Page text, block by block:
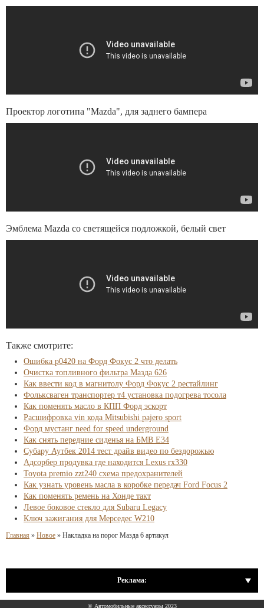
Проектор логотипа "Mazda", для заднего бампера
Эмблема Mazda со светящейся подложкой, белый свет
Также смотрите:
Ошибка р0420 на Форд Фокус 2 что делать
Очистка топливного фильтра Мазда 626
Как ввести код в магнитолу Форд Фокус 2 рестайлинг
Фольксваген транспортер т4 установка подогрева тосола
Как поменять масло в КПП Форд эскорт
Расшифровка vin кода Mitsubishi pajero sport
Форд мустанг need for speed underground
Как снять передние сиденья на БМВ Е34
Субару Аутбек 2014 тест драйв видео по бездорожью
Адсорбер продувка где находится Lexus rx330
Toyota premio zzt240 схема предохранителей
Как узнать уровень масла в коробке передач Ford Focus 2
Как поменять ремень на Хонде такт
Левое боковое стекло для Subaru Legacy
Ключ зажигания для Мерседес W210
Главная » Новое » Накладка на порог Мазда 6 артикул
Реклама:
© Автомобильные аксессуары 2023